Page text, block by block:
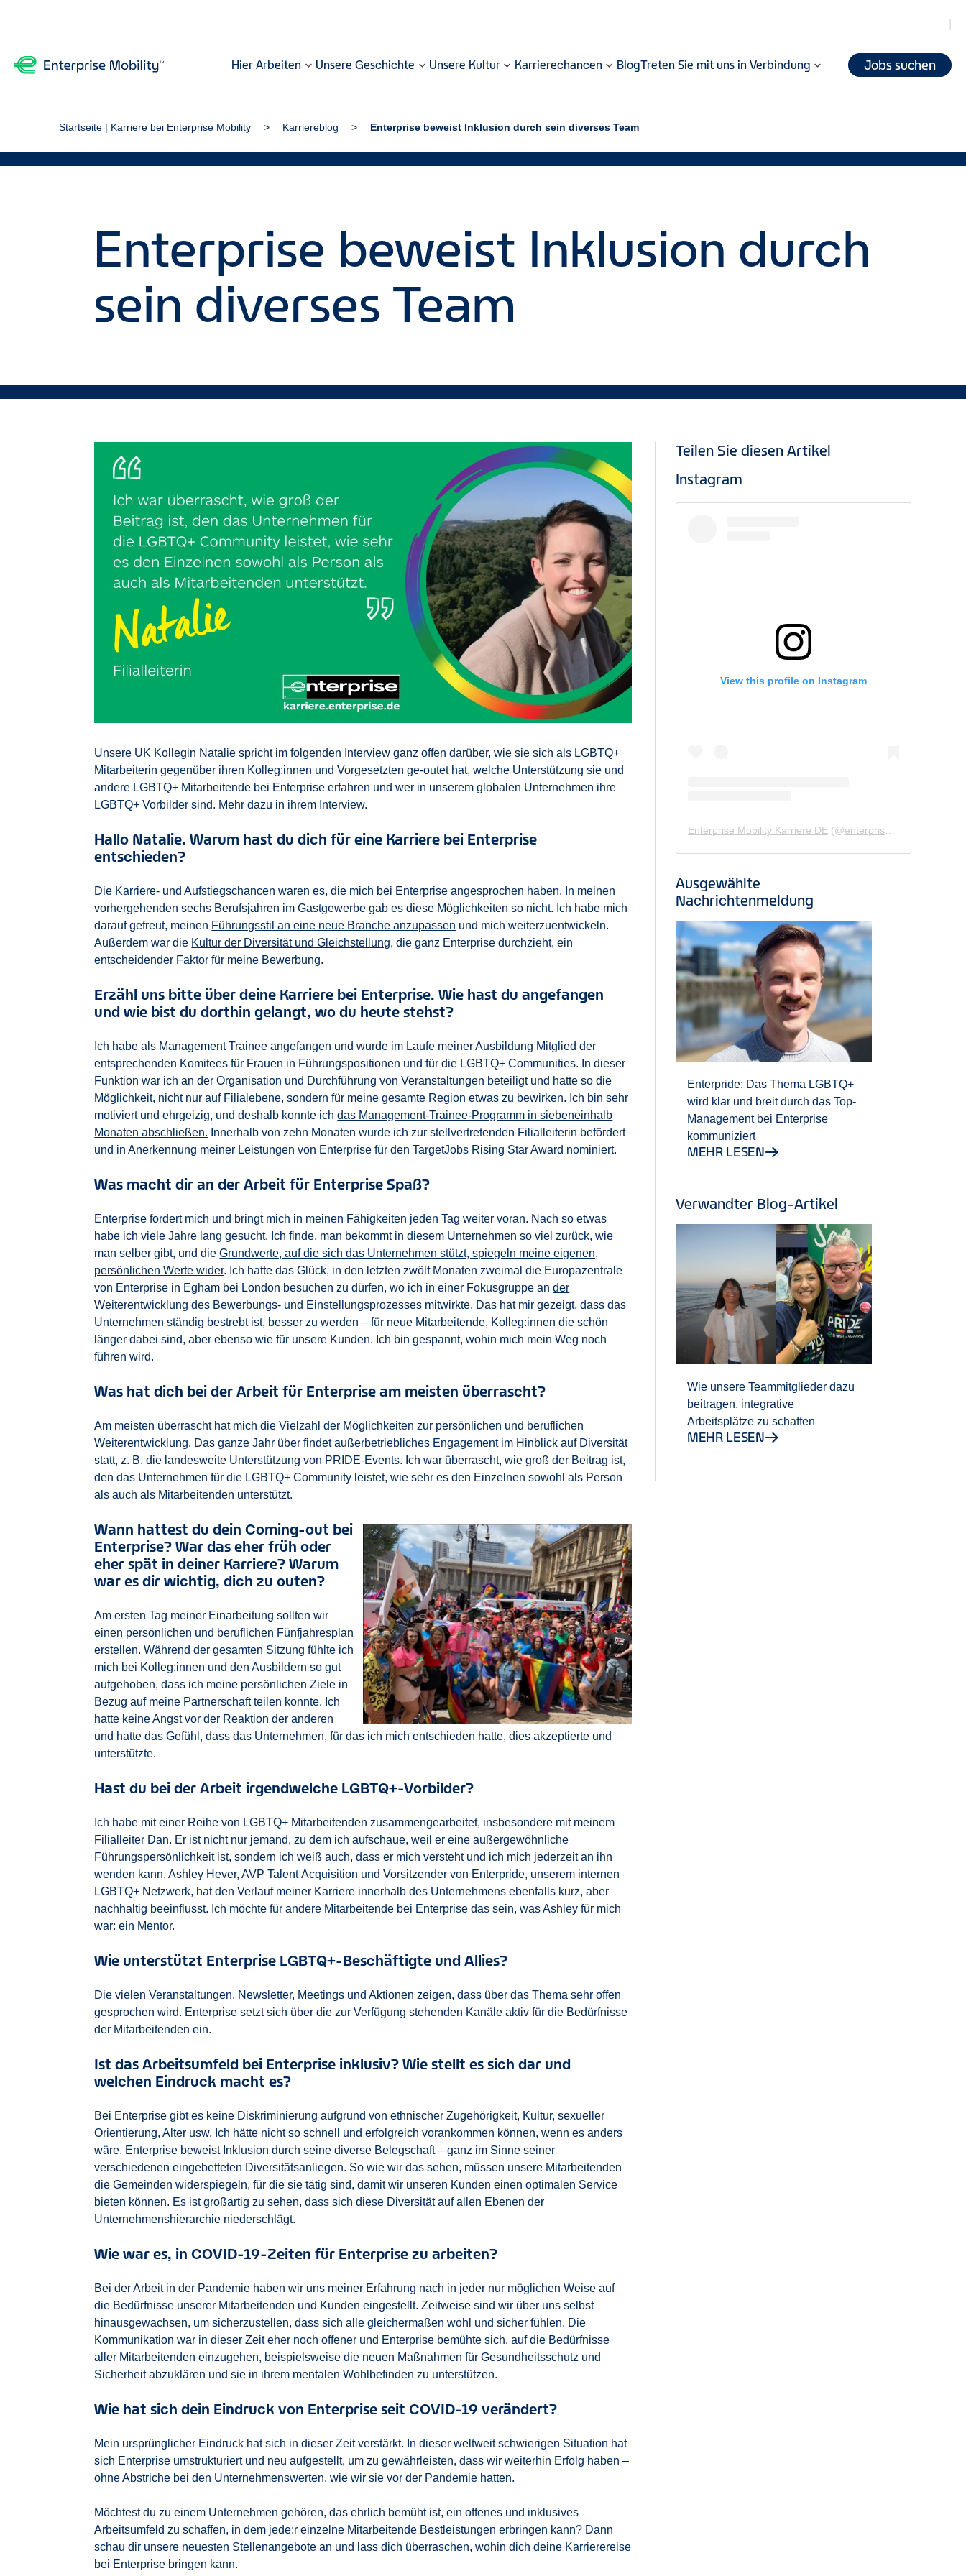
Hier Arbeiten Unsere Geschichte Unsere Kultur Karrierechancen BlogTreten Sie mit uns in Verbindung Jobs suchen
Startseite | Karriere bei Enterprise Mobility Karriereblog Enterprise beweist Inklusion durch sein diverses Team
Enterprise beweist Inklusion durch
sein diverses Team
Unsere UK Kollegin Natalie spricht im folgenden Interview ganz offen darüber, wie sie sich als LGBTQ+
Mitarbeiterin gegenüber ihren Kolleg:innen und Vorgesetzten ge-outet hat, welche Unterstützung sie und
andere LGBTQ+ Mitarbeitende bei Enterprise erfahren und wer in unserem globalen Unternehmen ihre
LGBTQ+ Vorbilder sind. Mehr dazu in ihrem Interview.
Hallo Natalie. Warum hast du dich für eine Karriere bei Enterprise
entschieden?
Die Karriere- und Aufstiegschancen waren es, die mich bei Enterprise angesprochen haben. In meinen
vorhergehenden sechs Berufsjahren im Gastgewerbe gab es diese Möglichkeiten so nicht. Ich habe mich
darauf gefreut, meinen Führungsstil an eine neue Branche anzupassen und mich weiterzuentwickeln.
Außerdem war die Kultur der Diversität und Gleichstellung, die ganz Enterprise durchzieht, ein
entscheidender Faktor für meine Bewerbung.
Erzähl uns bitte über deine Karriere bei Enterprise. Wie hast du angefangen
und wie bist du dorthin gelangt, wo du heute stehst?
Ich habe als Management Trainee angefangen und wurde im Laufe meiner Ausbildung Mitglied der
entsprechenden Komitees für Frauen in Führungspositionen und für die LGBTQ+ Communities. In dieser
Funktion war ich an der Organisation und Durchführung von Veranstaltungen beteiligt und hatte so die
Möglichkeit, nicht nur auf Filialebene, sondern für meine gesamte Region etwas zu bewirken. Ich bin sehr
motiviert und ehrgeizig, und deshalb konnte ichdas Management-Trainee-Programm in siebeneinhalb
Monaten abschließen. Innerhalb von zehn Monaten wurde ich zur stellvertretenden Filialleiterin befördert
und in Anerkennung meiner Leistungen von Enterprise für den TargetJobs Rising Star Award nominiert.
Was macht dir an der Arbeit für Enterprise Spaß?
Enterprise fordert mich und bringt mich in meinen Fähigkeiten jeden Tag weiter voran. Nach so etwas
habe ich viele Jahre lang gesucht. Ich finde, man bekommt in diesem Unternehmen so viel zurück, wie
man selber gibt, und dieGrundwerte, auf die sich das Unternehmen stützt, spiegeln meine eigenen,
persönlichen Werte wider. Ich hatte das Glück, in den letzten zwölf Monaten zweimal die Europazentrale
von Enterprise in Egham bei London besuchen zu dürfen, wo ich in einer Fokusgruppe ander
Weiterentwicklung des Bewerbungs- und Einstellungsprozesses mitwirkte. Das hat mir gezeigt, dass das
Unternehmen ständig bestrebt ist, besser zu werden – für neue Mitarbeitende, Kolleg:innen die schön
länger dabei sind, aber ebenso wie für unsere Kunden. Ich bin gespannt, wohin mich mein Weg noch
führen wird.
Was hat dich bei der Arbeit für Enterprise am meisten überrascht?
Am meisten überrascht hat mich die Vielzahl der Möglichkeiten zur persönlichen und beruflichen
Weiterentwicklung. Das ganze Jahr über findet außerbetriebliches Engagement im Hinblick auf Diversität
statt, z. B. die landesweite Unterstützung von PRIDE-Events. Ich war überrascht, wie groß der Beitrag ist,
den das Unternehmen für die LGBTQ+ Community leistet, wie sehr es den Einzelnen sowohl als Person
als auch als Mitarbeitenden unterstützt.
Wann hattest du dein Coming-out bei
Enterprise? War das eher früh oder
eher spät in deiner Karriere? Warum
war es dir wichtig, dich zu outen?
Am ersten Tag meiner Einarbeitung sollten wir
einen persönlichen und beruflichen Fünfjahresplan
erstellen. Während der gesamten Sitzung fühlte ich
mich bei Kolleg:innen und den Ausbildern so gut
aufgehoben, dass ich meine persönlichen Ziele in
Bezug auf meine Partnerschaft teilen konnte. Ich
hatte keine Angst vor der Reaktion der anderen
und hatte das Gefühl, dass das Unternehmen, für das ich mich entschieden hatte, dies akzeptierte und
unterstützte.
Hast du bei der Arbeit irgendwelche LGBTQ+-Vorbilder?
Ich habe mit einer Reihe von LGBTQ+ Mitarbeitenden zusammengearbeitet, insbesondere mit meinem
Filialleiter Dan. Er ist nicht nur jemand, zu dem ich aufschaue, weil er eine außergewöhnliche
Führungspersönlichkeit ist, sondern ich weiß auch, dass er mich versteht und ich mich jederzeit an ihn
wenden kann. Ashley Hever, AVP Talent Acquisition und Vorsitzender von Enterpride, unserem internen
LGBTQ+ Netzwerk, hat den Verlauf meiner Karriere innerhalb des Unternehmens ebenfalls kurz, aber
nachhaltig beeinflusst. Ich möchte für andere Mitarbeitende bei Enterprise das sein, was Ashley für mich
war: ein Mentor.
Wie unterstützt Enterprise LGBTQ+-Beschäftigte und Allies?
Die vielen Veranstaltungen, Newsletter, Meetings und Aktionen zeigen, dass über das Thema sehr offen
gesprochen wird. Enterprise setzt sich über die zur Verfügung stehenden Kanäle aktiv für die Bedürfnisse
der Mitarbeitenden ein.
Ist das Arbeitsumfeld bei Enterprise inklusiv? Wie stellt es sich dar und
welchen Eindruck macht es?
Bei Enterprise gibt es keine Diskriminierung aufgrund von ethnischer Zugehörigkeit, Kultur, sexueller
Orientierung, Alter usw. Ich hätte nicht so schnell und erfolgreich vorankommen können, wenn es anders
wäre. Enterprise beweist Inklusion durch seine diverse Belegschaft – ganz im Sinne seiner
verschiedenen eingebetteten Diversitätsanliegen. So wie wir das sehen, müssen unsere Mitarbeitenden
die Gemeinden widerspiegeln, für die sie tätig sind, damit wir unseren Kunden einen optimalen Service
bieten können. Es ist großartig zu sehen, dass sich diese Diversität auf allen Ebenen der
Unternehmenshierarchie niederschlägt.
Wie war es, in COVID-19-Zeiten für Enterprise zu arbeiten?
Bei der Arbeit in der Pandemie haben wir uns meiner Erfahrung nach in jeder nur möglichen Weise auf
die Bedürfnisse unserer Mitarbeitenden und Kunden eingestellt. Zeitweise sind wir über uns selbst
hinausgewachsen, um sicherzustellen, dass sich alle gleichermaßen wohl und sicher fühlen. Die
Kommunikation war in dieser Zeit eher noch offener und Enterprise bemühte sich, auf die Bedürfnisse
aller Mitarbeitenden einzugehen, beispielsweise die neuen Maßnahmen für Gesundheitsschutz und
Sicherheit abzuklären und sie in ihrem mentalen Wohlbefinden zu unterstützen.
Wie hat sich dein Eindruck von Enterprise seit COVID-19 verändert?
Mein ursprünglicher Eindruck hat sich in dieser Zeit verstärkt. In dieser weltweit schwierigen Situation hat
sich Enterprise umstrukturiert und neu aufgestellt, um zu gewährleisten, dass wir weiterhin Erfolg haben –
ohne Abstriche bei den Unternehmenswerten, wie wir sie vor der Pandemie hatten.
Möchtest du zu einem Unternehmen gehören, das ehrlich bemüht ist, ein offenes und inklusives
Arbeitsumfeld zu schaffen, in dem jede:r einzelne Mitarbeitende Bestleistungen erbringen kann? Dann
schau dir unsere neuesten Stellenangebote an und lass dich überraschen, wohin dich deine Karrierereise
bei Enterprise bringen kann.
Teilen Sie diesen Artikel
Instagram
View this profile on Instagram
Enterprise Mobility Karriere DE(@enterprisemobility.karriere.de
Ausgewählte
Nachrichtenmeldung
Enterpride: Das Thema LGBTQ+
wird klar und breit durch das Top-
Management bei Enterprise
kommuniziert
MEHR LESEN
Verwandter Blog-Artikel
Wie unsere Teammitglieder dazu
beitragen, integrative
Arbeitsplätze zu schaffen
MEHR LESEN